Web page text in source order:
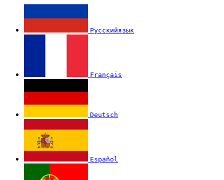
Русскийязык
Français
Deutsch
Español